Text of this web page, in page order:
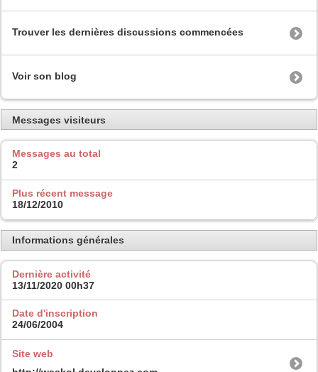
Trouver les dernières discussions commencées
Voir son blog
Messages visiteurs
Messages au total
2
Plus récent message
18/12/2010
Informations générales
Dernière activité
13/11/2020 00h37
Date d'inscription
24/06/2004
Site web